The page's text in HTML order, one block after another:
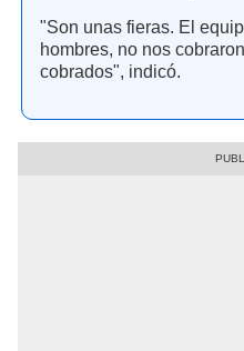
"Son unas fieras. El
hombres, no nos
cobrados", indicó.